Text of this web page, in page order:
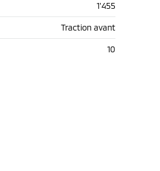
1'455
Traction avant
10